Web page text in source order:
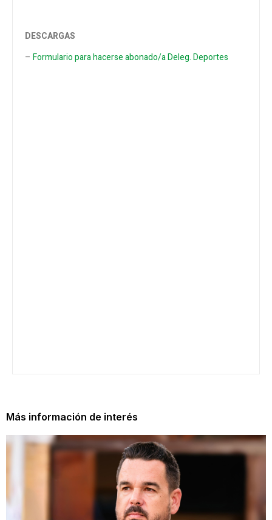
DESCARGAS
– Formulario para hacerse abonado/a Deleg. Deportes
Más información de interés